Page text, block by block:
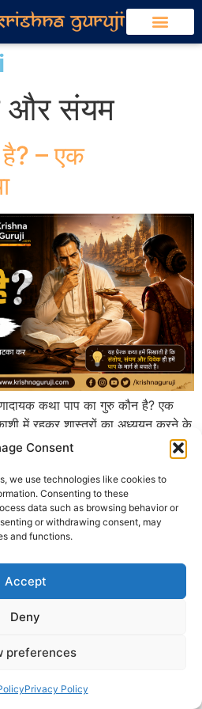
Consent
we use technologies like cookies to
Consenting to these
data such as browsing behavior or
or withdrawing consent, may
and functions.
Accept
Deny
preferences
Privacy Policy
और संयम
है? – एक
कथा पाप का गुरु कौन है? एक
में रहकर शास्त्रों का अध्ययन करने के
की चर्चा पूरे क्षेत्र में फैल गई। लोगों का
|Privacy Policy|Cookie Policy